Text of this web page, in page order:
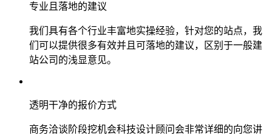
专业且落地的建议
我们具有各个行业丰富地实操经验，针对您的站点，我
们可以提供很多有效并且可落地的建议，区别于一般建
站公司的浅显意见。
透明干净的报价方式
商务洽谈阶段挖机会科技设计顾问会非常详细的向您讲